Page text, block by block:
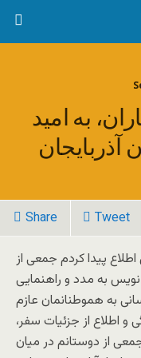
به امید
آذربایجان
Share Tweet
پیدا کردم جمعی از
به مدد و راهنمایی
به هموطنانمان عازم
اطلاع از جزئیات سفر،
از دوستانم در میان